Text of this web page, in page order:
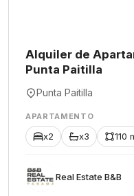
Alquiler de
Punta Paitilla
Punta Paitilla
APARTAMENTO
x2 x3 110
Rеаl Еstаtе В&В